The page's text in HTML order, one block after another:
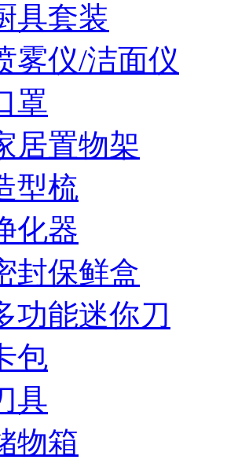
具套装
雾仪/洁面仪
罩
居置物架
型梳
化器
封保鲜盒
功能迷你刀
包
具
物箱